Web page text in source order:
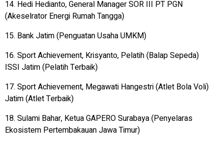
14. Hedi Hedianto, General Manager SOR III PT PGN
(Akeselrator Energi Rumah Tangga)
15. Bank Jatim (Penguatan Usaha UMKM)
16. Sport Achievement, Krisyanto, Pelatih (Balap Sepeda)
ISSI Jatim (Pelatih Terbaik)
17. Sport Achievement, Megawati Hangestri (Atlet Bola Voli)
Jatim (Atlet Terbaik)
18. Sulami Bahar, Ketua GAPERO Surabaya (Penyelaras
Ekosistem Pertembakauan Jawa Timur)